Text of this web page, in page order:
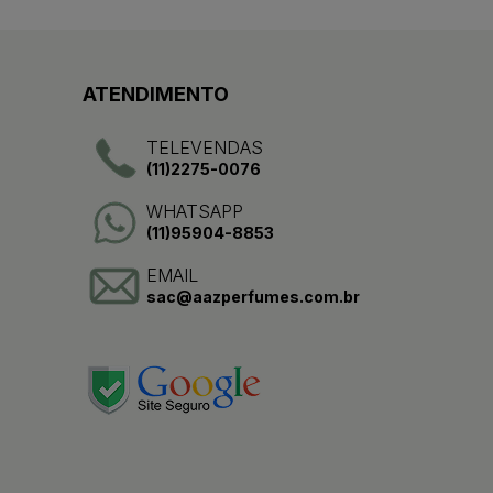
ATENDIMENTO
TELEVENDAS
(11)2275-0076
WHATSAPP
(11)95904-8853
EMAIL
sac@aazperfumes.com.br